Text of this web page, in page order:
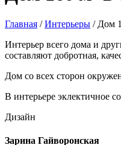
Главная /Интерьеры / Дом
Интерьер всего дома и
составляют добротная,
Дом со всех сторон
В интерьере эклектичное
Дизайн
Зарина Гайворонская